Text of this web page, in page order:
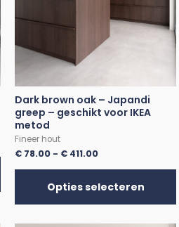
Dark brown oak – Japandi
greep – geschikt voor IKEA
metod
Fineer hout
€ 78.00 - € 411.00
Opties selecteren